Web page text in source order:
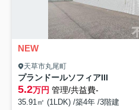
NEW
天草市丸尾町
プランドールソフィアIII
5.2万円 管理/共益費-
35.91㎡ (1LDK) /築4年 /3階建